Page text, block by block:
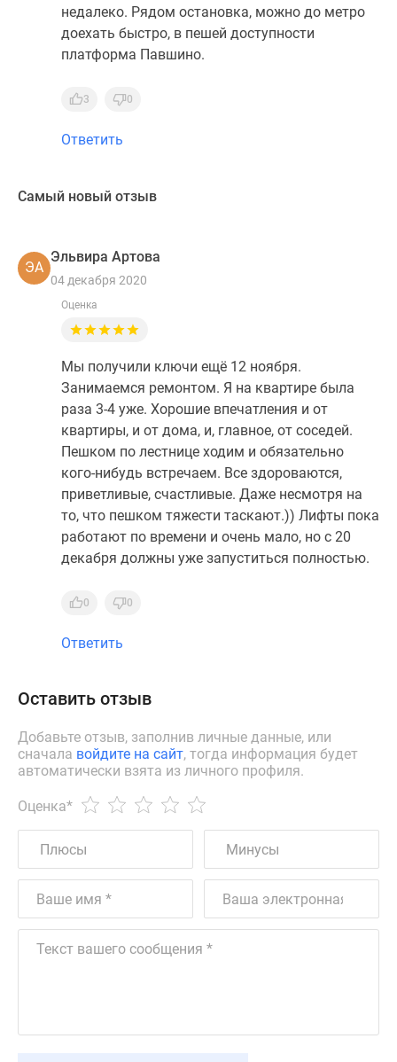
недалеко. Рядом остановка, можно до метро
доехать быстро, в пешей доступности
платформа Павшино.
3 0
Ответить
Самый новый отзыв
ЭА
Эльвира Артова
04 декабря 2020
Оценка
Мы получили ключи ещё 12 ноября.
Занимаемся ремонтом. Я на квартире была
раза 3-4 уже. Хорошие впечатления и от
квартиры, и от дома, и, главное, от соседей.
Пешком по лестнице ходим и обязательно
кого-нибудь встречаем. Все здороваются,
приветливые, счастливые. Даже несмотря на
то, что пешком тяжести таскают.)) Лифты пока
работают по времени и очень мало, но с 20
декабря должны уже запуститься полностью.
0 0
Ответить
Оставить отзыв
Добавьте отзыв, заполнив личные данные, или
сначала войдите на сайт, тогда информация будет
автоматически взята из личного профиля.
Оценка*